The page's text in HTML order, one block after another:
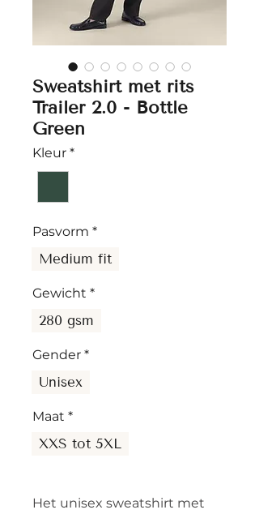
Sweatshirt met rits
Trailer 2.0 - Bottle
Green
Kleur *
Pasvorm *
Medium fit
Gewicht *
280 gsm
Gender *
Unisex
Maat *
XXS tot 5XL
Het unisex sweatshirt met